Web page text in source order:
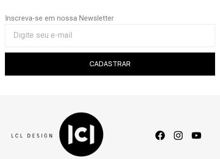
Inscreva-se em nossa Newsletter
CADASTRAR